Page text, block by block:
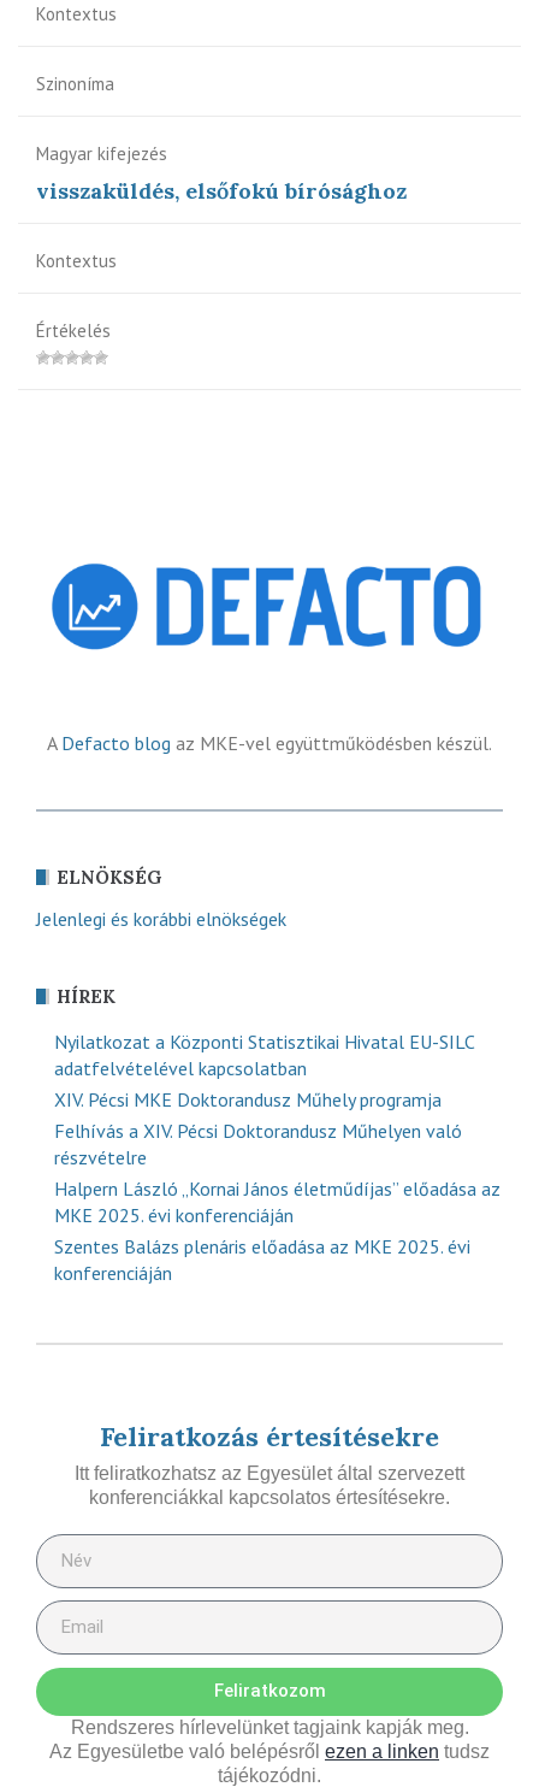
Kontextus
Szinoníma
Magyar kifejezés
visszaküldés, elsőfokú bírósághoz
Kontextus
Értékelés
A Defacto blog az MKE-vel együttműködésben készül.
ELNÖKSÉG
Jelenlegi és korábbi elnökségek
HÍREK
Nyilatkozat a Központi Statisztikai Hivatal EU-SILC
adatfelvételével kapcsolatban
XIV. Pécsi MKE Doktorandusz Műhely programja
Felhívás a XIV. Pécsi Doktorandusz Műhelyen való
részvételre
Halpern László „Kornai János életműdíjas” előadása az
MKE 2025. évi konferenciáján
Szentes Balázs plenáris előadása az MKE 2025. évi
konferenciáján
Feliratkozás értesítésekre
Itt feliratkozhatsz az Egyesület által szervezett
konferenciákkal kapcsolatos értesítésekre.
Feliratkozom
Rendszeres hírlevelünket tagjaink kapják meg.
Az Egyesületbe való belépésről ezen a linken tudsz
tájékozódni.